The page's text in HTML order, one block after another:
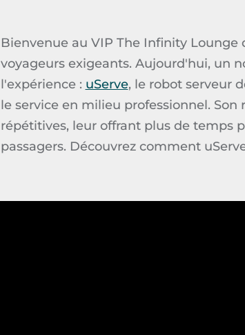
Bienvenue au VIP The InfinityLounge
voyageurs exigeants. Aujourd'hui, un
l'expérience : uServe, le robot serveur
le service en milieu professionnel.
répétitives, leur offrant plus de temps
passagers. Découvrez comment